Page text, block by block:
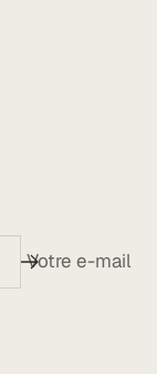
Votre e-mail